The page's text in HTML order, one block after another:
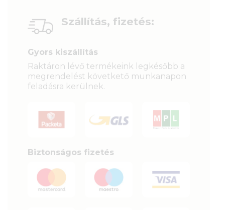
Szállítás, fizetés:
Gyors kiszállítás
Raktáron lévő termékeink legkésőbb a
megrendelést követkető munkanapon
feladásra kerülnek.
Biztonságos fizetés